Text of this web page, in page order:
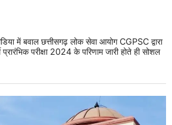
में बवाल छत्तीसगढ़ लोक सेवा आयोग CGPSC द्वारा
परीक्षा 2024 के परिणाम जारी होते ही सोशल